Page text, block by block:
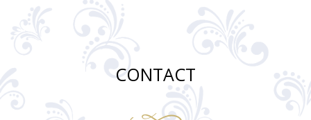
CONTACT